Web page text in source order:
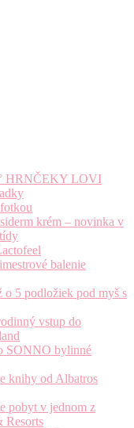
HRNČEKY LOVI
krém – novinka v
balenie
5 podložiek pod myš s
vstup do
SONNO bylinné
knihy od Albatros
pobyt v jednom z
Resorts